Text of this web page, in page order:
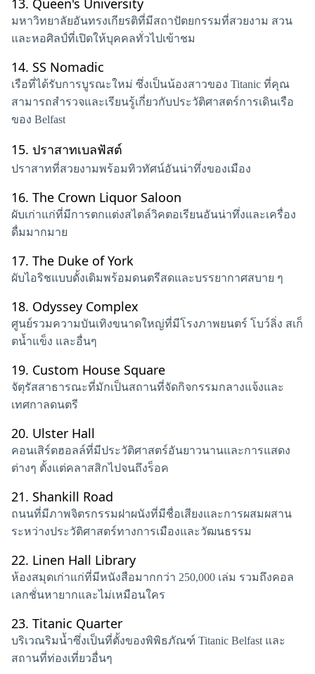
13. Queen's University
มหาวิทยาลัยอันทรงเกียรติที่มีสถาปัตยกรรมที่สวยงาม สวน
และหอศิลป์ที่เปิดให้บุคคลทั่วไปเข้าชม
14. SS Nomadic
เรือที่ได้รับการบูรณะใหม่ ซึ่งเป็นน้องสาวของ Titanic ที่คุณ
สามารถสำรวจและเรียนรู้เกี่ยวกับประวัติศาสตร์การเดินเรือ
ของ Belfast
15. ปราสาทเบลฟัสต์
ปราสาทที่สวยงามพร้อมทิวทัศน์อันน่าทึ่งของเมือง
16. The Crown Liquor Saloon
ผับเก่าแก่ที่มีการตกแต่งสไตล์วิคตอเรียนอันน่าทึ่งและเครื่อง
ดื่มมากมาย
17. The Duke of York
ผับไอริชแบบดั้งเดิมพร้อมดนตรีสดและบรรยากาศสบาย ๆ
18. Odyssey Complex
ศูนย์รวมความบันเทิงขนาดใหญ่ที่มีโรงภาพยนตร์ โบว์ลิ่ง สเก็
ตน้ำแข็ง และอื่นๆ
19. Custom House Square
จัตุรัสสาธารณะที่มักเป็นสถานที่จัดกิจกรรมกลางแจ้งและ
เทศกาลดนตรี
20. Ulster Hall
คอนเสิร์ตฮอลล์ที่มีประวัติศาสตร์อันยาวนานและการแสดง
ต่างๆ ตั้งแต่คลาสสิกไปจนถึงร็อค
21. Shankill Road
ถนนที่มีภาพจิตรกรรมฝาผนังที่มีชื่อเสียงและการผสมผสาน
ระหว่างประวัติศาสตร์ทางการเมืองและวัฒนธรรม
22. Linen Hall Library
ห้องสมุดเก่าแก่ที่มีหนังสือมากกว่า 250,000 เล่ม รวมถึงคอล
เลกชั่นหายากและไม่เหมือนใคร
23. Titanic Quarter
บริเวณริมน้ำซึ่งเป็นที่ตั้งของพิพิธภัณฑ์ Titanic Belfast และ
สถานที่ท่องเที่ยวอื่นๆ